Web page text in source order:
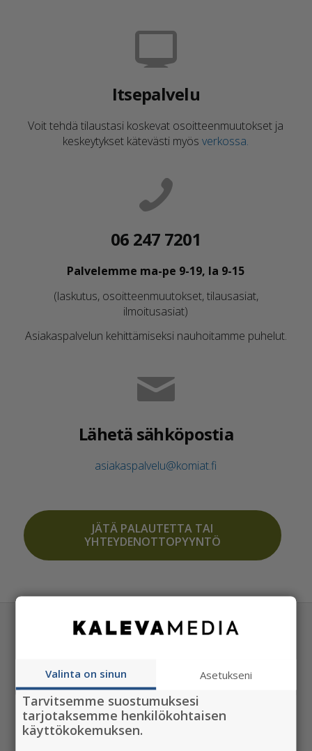
Itsepalvelu
Voit tehdä tilaustasi koskevat osoitteenmuutokset ja
keskeytykset kätevästi myösverkossa.
06 247 7201
Palvelemme ma-pe 9-19, la 9-15
(laskutus, osoitteenmuutokset, tilausasiat,
ilmoitusasiat)
Asiakaspalvelun kehittämiseksi nauhoitamme puhelut.
Lähetä sähköpostia
asiakaspalvelu@komiat.fi
JÄTÄ PALAUTETTA TAI
YHTEYDENOTTOPYYNTÖ
toimitus@komiat.fi
Lähetä uutisvinkki, lukijakuva tai -video!
Valinta on sinun Asetukseni
Tarvitsemme suostumuksesi
tarjotaksemme henkilökohtaisen
käyttökokemuksen.